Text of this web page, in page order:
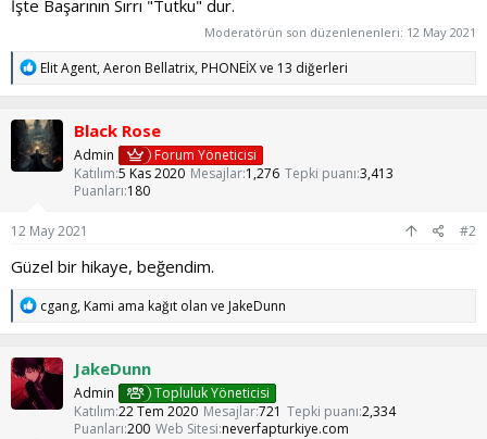
İşte Başarının Sırrı "Tutku" dur.
Moderatörün son düzenlenenleri: 12 May 2021
T
p
k
i
l
e
Elit Agent,Aeron Bellatrix,PHONEİXve 13 diğerleri
Black Rose
Admin
Forum Yöneticisi
Katılım 5 Kas 2020 Mesajlar 1,276 Tepki puanı 3,413
Puanları 180
12 May 2021 #2
Güzel bir hikaye, beğendim.
T
p
k
i
l
e
cgang,Kami ama kağıt olan ve JakeDunn
JakeDunn
Admin
Topluluk Yöneticisi
Katılım 22 Tem 2020 Mesajlar721 Tepki puanı 2,334
Puanları 200 Web Sitesi neverfapturkiye.com